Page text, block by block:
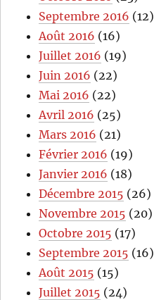
Septembre 2016 (12)
Août 2016 (16)
Juillet 2016 (19)
Juin 2016 (22)
Mai 2016 (22)
Avril 2016 (25)
Mars 2016 (21)
Février 2016 (19)
Janvier 2016 (18)
Décembre 2015 (26)
Novembre 2015 (20)
Octobre 2015 (17)
Septembre 2015 (16)
Août 2015 (15)
Juillet 2015 (24)